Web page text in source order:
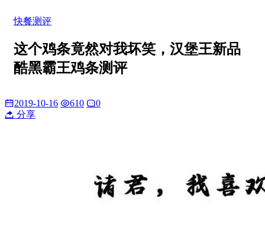
快餐测评
这个鸡条竟然对我坏笑，汉堡王新品
酷黑霸王鸡条测评
2019-10-16 610
0
分享